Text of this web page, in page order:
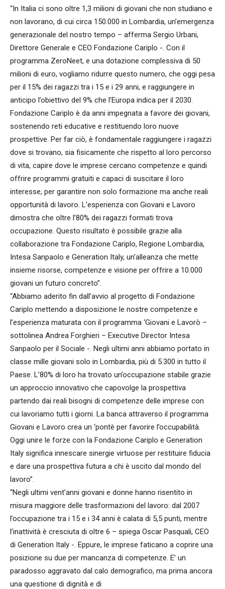
“In Italia ci sono oltre 1,3 milioni di giovani che non studiano e
non lavorano, di cui circa 150.000 in Lombardia, un’emergenza
generazionale del nostro tempo – afferma Sergio Urbani,
Direttore Generale e CEO Fondazione Cariplo -. Con il
programma ZeroNeet, e una dotazione complessiva di 50
milioni di euro, vogliamo ridurre questo numero, che oggi pesa
per il 15% dei ragazzi tra i 15 e i 29 anni, e raggiungere in
anticipo l’obiettivo del 9% che l’Europa indica per il 2030.
Fondazione Cariplo è da anni impegnata a favore dei giovani,
sostenendo reti educative e restituendo loro nuove
prospettive. Per far ciò, è fondamentale raggiungere i ragazzi
dove si trovano, sia fisicamente che rispetto al loro percorso
di vita, capire dove le imprese cercano competenze e quindi
offrire programmi gratuiti e capaci di suscitare il loro
interesse, per garantire non solo formazione ma anche reali
opportunità di lavoro. L’esperienza con Giovani e Lavoro
dimostra che oltre l’80% dei ragazzi formati trova
occupazione. Questo risultato è possibile grazie alla
collaborazione tra Fondazione Cariplo, Regione Lombardia,
Intesa Sanpaolo e Generation Italy, un’alleanza che mette
insieme risorse, competenze e visione per offrire a 10.000
giovani un futuro concreto”.
“Abbiamo aderito fin dall’avvio al progetto di Fondazione
Cariplo mettendo a disposizione le nostre competenze e
l’esperienza maturata con il programma ‘Giovani e Lavorò –
sottolinea Andrea Forghieri – Executive Director Intesa
Sanpaolo per il Sociale -. Negli ultimi anni abbiamo portato in
classe mille giovani solo in Lombardia, più di 5.300 in tutto il
Paese. L’80% di loro ha trovato un’occupazione stabile grazie
un approccio innovativo che capovolge la prospettiva
partendo dai reali bisogni di competenze delle imprese con
cui lavoriamo tutti i giorni. La banca attraverso il programma
Giovani e Lavoro crea un ‘pontè per favorire l’occupabilità.
Oggi unire le forze con la Fondazione Cariplo e Generation
Italy significa innescare sinergie virtuose per restituire fiducia
e dare una prospettiva futura a chi è uscito dal mondo del
lavoro”.
“Negli ultimi vent’anni giovani e donne hanno risentito in
misura maggiore delle trasformazioni del lavoro: dal 2007
l’occupazione tra i 15 e i 34 anni è calata di 5,5 punti, mentre
l’inattività è cresciuta di oltre 6 – spiega Oscar Pasquali, CEO
di Generation Italy -. Eppure, le imprese faticano a coprire una
posizione su due per mancanza di competenze. E’ un
paradosso aggravato dal calo demografico, ma prima ancora
una questione di dignità e di